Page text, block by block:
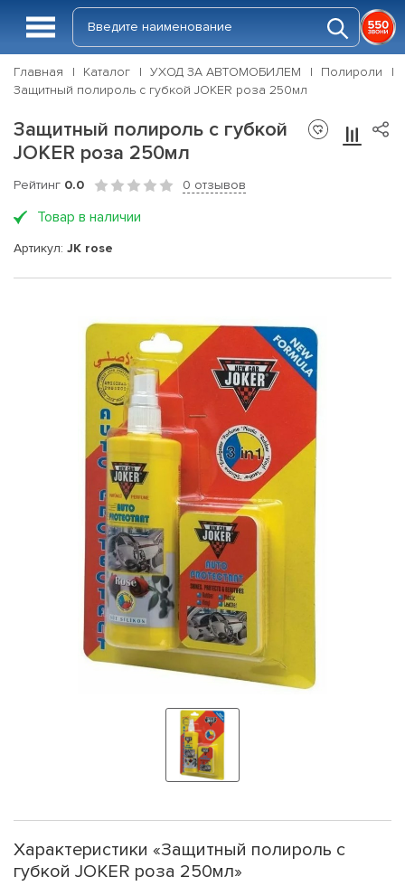
Главная Каталог УХОД ЗА АВТОМОБИЛЕМ
Полироли
Защитный полироль с губкой JOKER роза 250мл
Защитный полироль с губкой
JOKER роза 250мл
Рейтинг 0.0 0 отзывов
Товар в наличии
Артикул: JK rose
Характеристики «Защитный полироль с
губкой JOKER роза 250мл»